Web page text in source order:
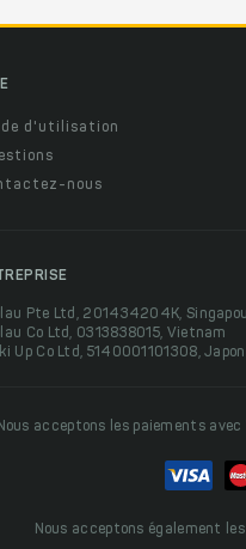
d'utilisation
nous
Pte Ltd, 201434204K,
Co Ltd, 0313838015, Vietnam
Up Co Ltd, 5140001101308, Japon
Nous acceptons les paiements
Nous acceptons également